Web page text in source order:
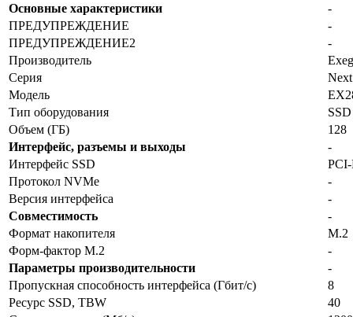
Основные характеристики
-
ПРЕДУПРЕЖДЕНИЕ
-
ПРЕДУПРЕЖДЕНИЕ2
-
Производитель
Серия
Модель
Тип оборудования
Объем (ГБ)
128
Интерфейс, разъемы и выходы
-
Интерфейс SSD
PCI-
Протокол NVMe
-
Версия интерфейса
-
Совместимость
-
Формат накопителя
M.2
Форм-фактор M.2
-
Параметры производительности
-
Пропускная способность интерфейса (Гбит/с)
8
Ресурс SSD, TBW
40